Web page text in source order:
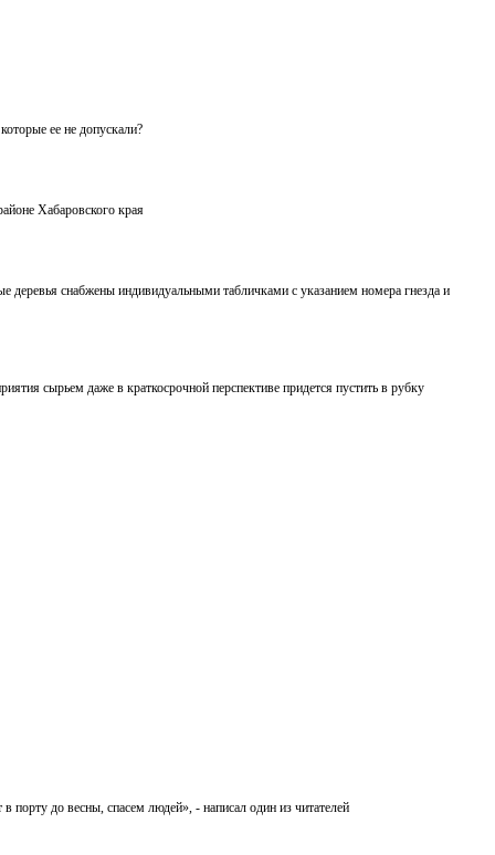
ее не допускали?
Хабаровского края
деревья снабжены индивидуальными табличками с указанием номера гнезда и
сырьем даже в краткосрочной перспективе придется пустить в рубку
до весны, спасем людей», - написал один из читателей